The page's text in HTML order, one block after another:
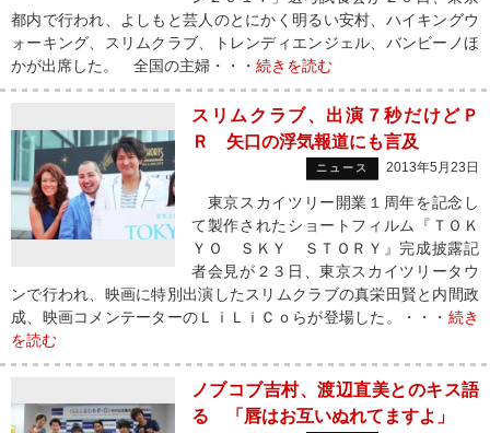
都内で行われ、よしもと芸人のとにかく明るい安村、ハイキングウ
ォーキング、スリムクラブ、トレンディエンジェル、バンビーノほ
かが出席した。 全国の主婦・・・ 続きを読む
スリムクラブ、出演７秒だけどＰ
Ｒ 矢口の浮気報道にも言及
ニュース 2013年5月23日
東京スカイツリー開業１周年を記念し
て製作されたショートフィルム『ＴＯＫ
ＹＯ ＳＫＹ ＳＴＯＲＹ』完成披露記
者会見が２３日、東京スカイツリータウ
ンで行われ、映画に特別出演したスリムクラブの真栄田賢と内間政
成、映画コメンテーターのＬｉＬｉＣｏらが登場した。・・・ 続き
を読む
ノブコブ吉村、渡辺直美とのキス語
る 「唇はお互いぬれてますよ」